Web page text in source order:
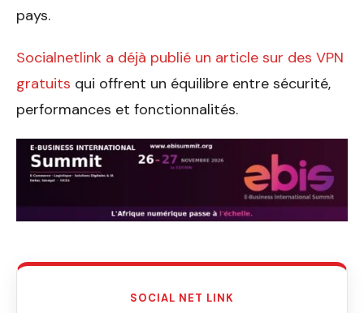
pays.
Socialnetlink a déjà publié un article sur des VPN
gratuits qui offrent un équilibre entre sécurité,
performances et fonctionnalités.
SOCIAL NET LINK